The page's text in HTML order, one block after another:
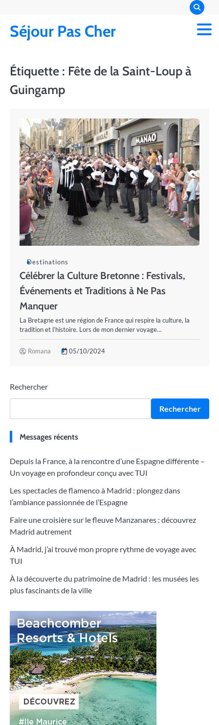
content
Séjour Pas Cher
Étiquette : Fête de la Saint-Loup à
Guingamp
Destinations
Célébrer la Culture Bretonne : Festivals,
Événements et Traditions à Ne Pas
Manquer
La Bretagne est une région de France qui respire la culture, la
tradition et l’histoire. Lors de mon dernier voyage…
Romana 05/10/2024
Rechercher
Rechercher
Messages récents
Depuis la France, à la rencontre d’une Espagne différente –
Un voyage en profondeur conçu avec TUI
Les spectacles de flamenco à Madrid : plongez dans
l’ambiance passionnée de l’Espagne
Faire une croisière sur le fleuve Manzanares : découvrez
Madrid autrement
À Madrid, j’ai trouvé mon propre rythme de voyage avec
TUI
À la découverte du patrimoine de Madrid : les musées les
plus fascinants de la ville